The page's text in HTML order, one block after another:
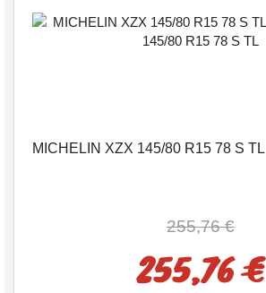
MICHELIN XZX 145/80 R15 78 S TL
255,76 €
255,76 €